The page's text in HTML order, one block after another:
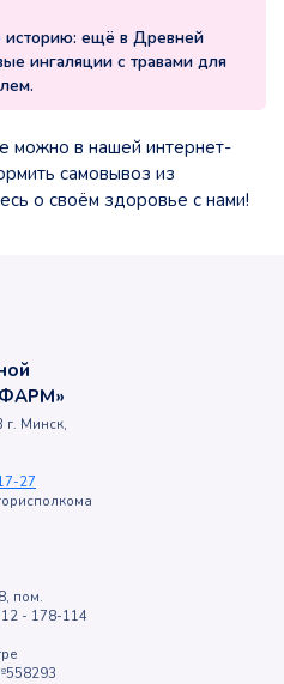
ещё в Древней
ингаляции с травами для
можно в нашей интернет-
самовывоз из
о своём здоровье с нами!
ФАРМ»
Минск,
27
пом.
- 178-114